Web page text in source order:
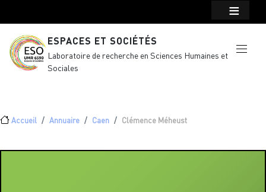
ESPACES ET SOCIÉTÉS
Laboratoire de recherche en Sciences Humaines et
Sociales
Fil d'Ariane
Accueil Annuaire Caen Clémence Méheust